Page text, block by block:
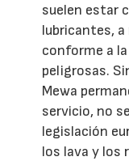
suelen estar
lubricantes, a
conforme a
peligrosas.
Mewa
servicio, no
legislación
los lava y los